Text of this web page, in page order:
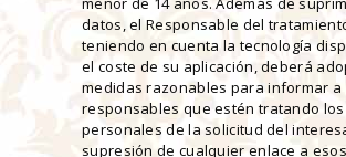
datos, el Responsable del
teniendo en cuenta la tecnología
el coste de su aplicación, deberá
medidas razonables para informar a
responsables que estén tratando
personales de la solicitud del
supresión de cualquier enlace a